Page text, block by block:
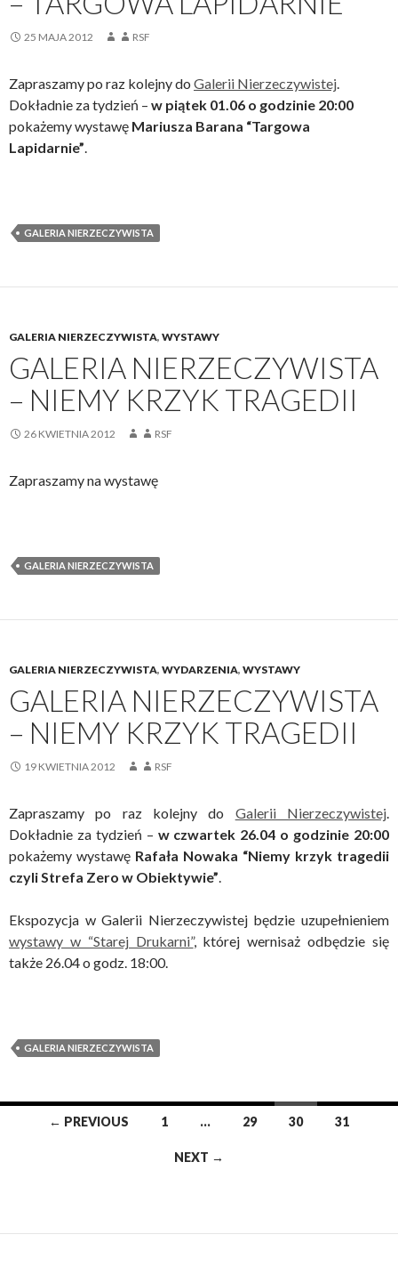
25 MAJA 2012 RSF
Zapraszamy po raz kolejny do Galerii Nierzeczywistej
Dokładnie za tydzień – w piątek 01.06 o godzinie 20:00
pokażemy wystawę Mariusza Barana “Targowa
Lapidarnie”
GALERIA NIERZECZYWISTA
GALERIA NIERZECZYWISTA, WYSTAWY
GALERIA NIERZECZYWISTA
– NIEMY KRZYK TRAGEDII
26 KWIETNIA 2012 RSF
Zapraszamy na wystawę
GALERIA NIERZECZYWISTA
GALERIA NIERZECZYWISTA, WYDARZENIA, WYSTAWY
GALERIA NIERZECZYWISTA
– NIEMY KRZYK TRAGEDII
19 KWIETNIA 2012 RSF
Zapraszamy po raz kolejny do Galerii Nierzeczywistej
Dokładnie za tydzień – w czwartek 26.04 o godzinie 20:00
pokażemy wystawę Rafała Nowaka “Niemy krzyk tragedii
czyli Strefa Zero w Obiektywie”
Ekspozycja w Galerii Nierzeczywistej będzie uzupełnieniem
wystawy w “Starej Drukarni”, której wernisaż odbędzie się
także 26.04 o godz. 18:00.
GALERIA NIERZECZYWISTA
Posts← PREVIOUS 1 … 29 30 31
NEXT →